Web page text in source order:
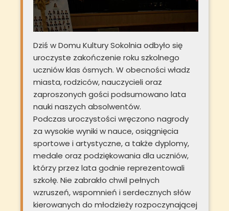
Dziś w Domu Kultury Sokolnia odbyło się
uroczyste zakończenie roku szkolnego
uczniów klas ósmych. W obecności władz
miasta, rodziców, nauczycieli oraz
zaproszonych gości podsumowano lata
nauki naszych absolwentów.
Podczas uroczystości wręczono nagrody
za wysokie wyniki w nauce, osiągnięcia
sportowe i artystyczne, a także dyplomy,
medale oraz podziękowania dla uczniów,
którzy przez lata godnie reprezentowali
szkołę. Nie zabrakło chwil pełnych
wzruszeń, wspomnień i serdecznych słów
kierowanych do młodzieży rozpoczynającej